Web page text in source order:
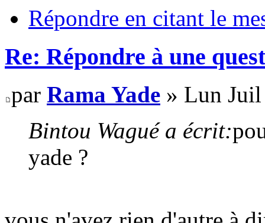
Répondre en citant le
Re: Répondre à une
par Rama Yade » Lun
Bintou Wagué a écrit:
yade ?